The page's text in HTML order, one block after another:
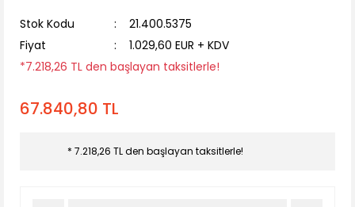
Stok Kodu
21.400.5375
Fiyat
1.029,60 EUR + KDV
*7.218,26 TL den başlayan taksitlerle!
67.840,80 TL
* 7.218,26 TL den başlayan taksitlerle!